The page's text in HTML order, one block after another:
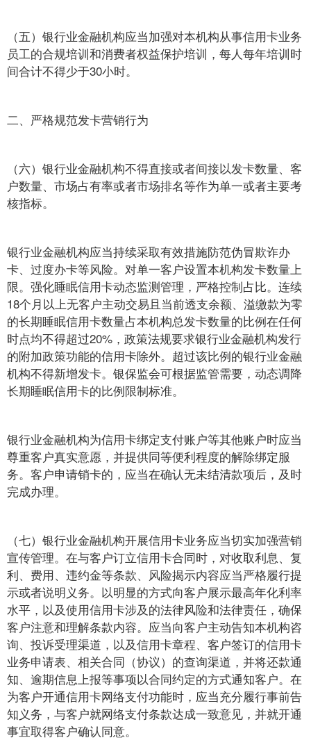
（五）银行业金融机构应当加强对本机构从事信用卡业务
员工的合规培训和消费者权益保护培训，每人每年培训时
间合计不得少于30小时。
二、严格规范发卡营销行为
（六）银行业金融机构不得直接或者间接以发卡数量、客
户数量、市场占有率或者市场排名等作为单一或者主要考
核指标。
银行业金融机构应当持续采取有效措施防范伪冒欺诈办
卡、过度办卡等风险。对单一客户设置本机构发卡数量上
限。强化睡眠信用卡动态监测管理，严格控制占比。连续
18个月以上无客户主动交易且当前透支余额、溢缴款为零
的长期睡眠信用卡数量占本机构总发卡数量的比例在任何
时点均不得超过20%，政策法规要求银行业金融机构发行
的附加政策功能的信用卡除外。超过该比例的银行业金融
机构不得新增发卡。银保监会可根据监管需要，动态调降
长期睡眠信用卡的比例限制标准。
银行业金融机构为信用卡绑定支付账户等其他账户时应当
尊重客户真实意愿，并提供同等便利程度的解除绑定服
务。客户申请销卡的，应当在确认无未结清款项后，及时
完成办理。
（七）银行业金融机构开展信用卡业务应当切实加强营销
宣传管理。在与客户订立信用卡合同时，对收取利息、复
利、费用、违约金等条款、风险揭示内容应当严格履行提
示或者说明义务。以明显的方式向客户展示最高年化利率
水平，以及使用信用卡涉及的法律风险和法律责任，确保
客户注意和理解条款内容。应当向客户主动告知本机构咨
询、投诉受理渠道，以及信用卡章程、客户签订的信用卡
业务申请表、相关合同（协议）的查询渠道，并将还款通
知、逾期信息上报等事项以合同约定的方式通知客户。在
为客户开通信用卡网络支付功能时，应当充分履行事前告
知义务，与客户就网络支付条款达成一致意见，并就开通
事宜取得客户确认同意。